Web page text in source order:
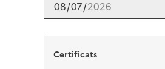
Certificats